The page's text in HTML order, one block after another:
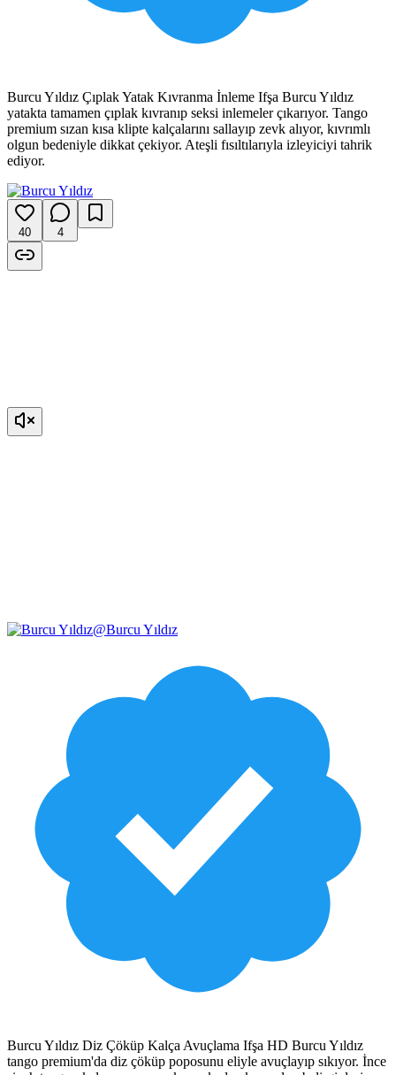
Burcu Yıldız Çıplak Yatak Kıvranma İnleme Ifşa Burcu Yıldız
yatakta tamamen çıplak kıvranıp seksi inlemeler çıkarıyor. Tango
premium sızan kısa klipte kalçalarını sallayıp zevk alıyor, kıvrımlı
olgun bedeniyle dikkat çekiyor. Ateşli fısıltılarıyla izleyiciyi tahrik
ediyor.
40 4
@Burcu Yıldız
Burcu Yıldız Diz Çöküp Kalça Avuçlama Ifşa HD Burcu Yıldız
tango premium'da diz çöküp poposunu eliyle avuçlayıp sıkıyor. İnce